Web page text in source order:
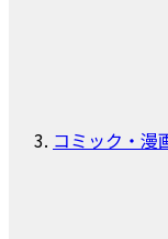
コミック・漫